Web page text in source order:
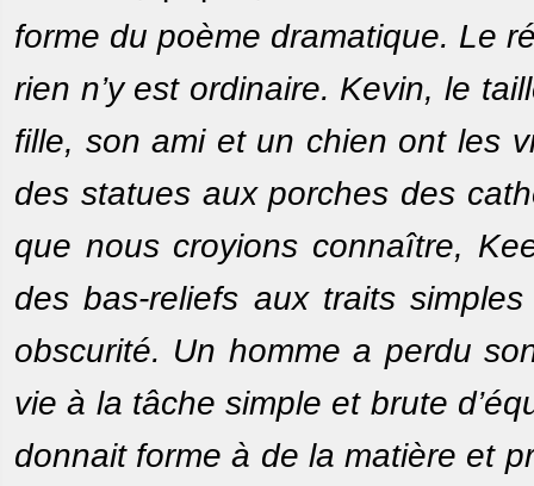
forme du poème dramatique. Le
rien n’y est ordinaire. Kevin, le
fille, son ami et un chien ont les
des statues aux porches des
que nous croyions connaître,
des bas-reliefs aux traits
obscurité. Un homme a perdu
vie à la tâche simple et brute
donnait forme à de la matière et